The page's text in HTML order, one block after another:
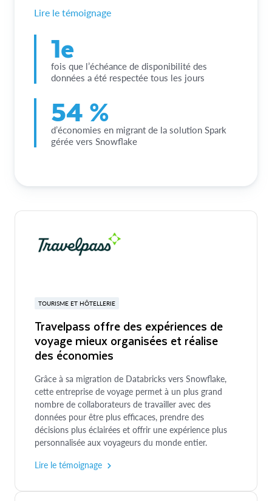
Lire le témoignage
1e
fois que l’échéance de disponibilité des
données a été respectée tous les jours
54 %
d’économies en migrant de la solution Spark
gérée vers Snowflake
TOURISME ET HÔTELLERIE
Travelpass offre des expériences de
voyage mieux organisées et réalise
des économies
Grâce à sa migration de Databricks vers Snowflake,
cette entreprise de voyage permet à un plus grand
nombre de collaborateurs de travailler avec des
données pour être plus efficaces, prendre des
décisions plus éclairées et offrir une expérience plus
personnalisée aux voyageurs du monde entier.
Lire le témoignage